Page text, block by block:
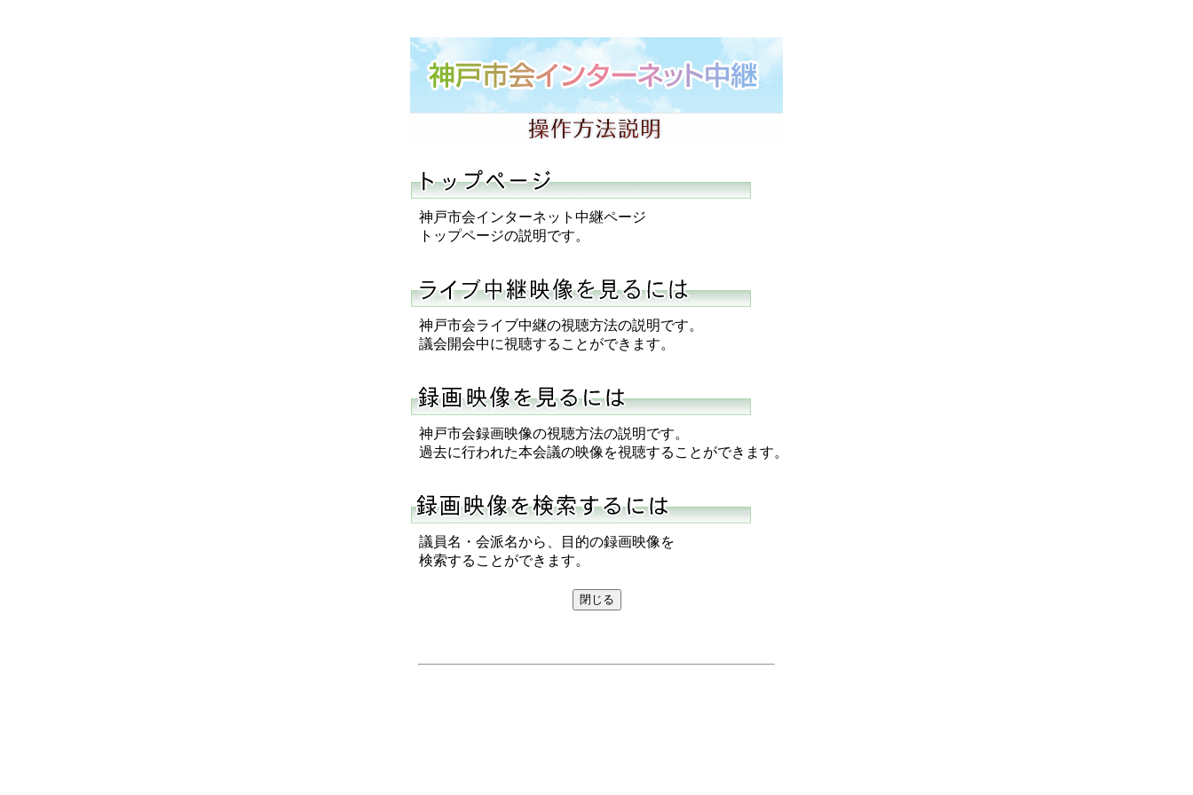
神戸市会インターネット中継ページ
トップページの説明です。
神戸市会ライブ中継の視聴方法の説明です。
議会開会中に視聴することができます。
神戸市会録画映像の視聴方法の説明です。
過去に行われた本会議の映像を視聴することができます。
議員名・会派名から、目的の録画映像を
検索することができます。